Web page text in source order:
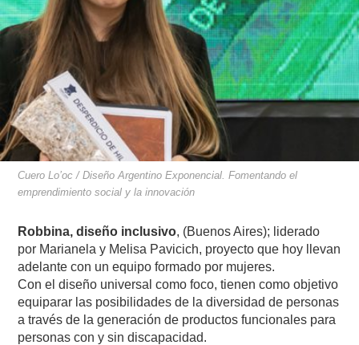
Cuero Lo’oc / Diseño Argentino Exponencial. Fomentando el
emprendimiento social y la innovación
Robbina, diseño inclusivo, (Buenos Aires); liderado
por Marianela y Melisa Pavicich, proyecto que hoy llevan
adelante con un equipo formado por mujeres.
Con el diseño universal como foco, tienen como objetivo
equiparar las posibilidades de la diversidad de personas
a través de la generación de productos funcionales para
personas con y sin discapacidad.